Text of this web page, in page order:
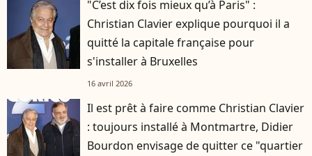
"C’est dix fois mieux qu’à Paris" :
Christian Clavier explique pourquoi il a
quitté la capitale française pour
s'installer à Bruxelles
16 avril 2026
Il est prêt à faire comme Christian Clavier
: toujours installé à Montmartre, Didier
Bourdon envisage de quitter ce "quartier